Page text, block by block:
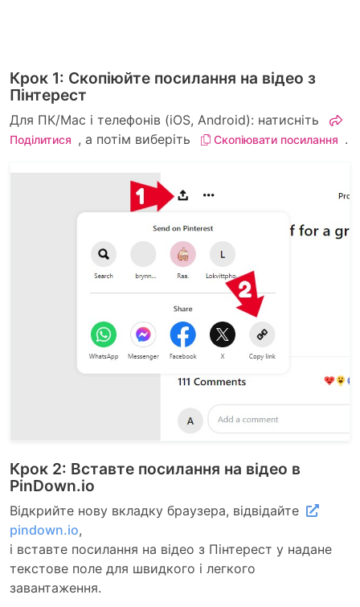
Крок 1: Скопіюйте посилання на відео з
Пінтерест
Для ПК/Mac і телефонів (iOS, Android): натисніть
Поділитися , а потім виберіть Скопіювати посилання .
Крок 2: Вставте посилання на відео в
PinDown.io
Відкрийте нову вкладку браузера, відвідайте
pindown.io,
і вставте посилання на відео з Пінтерест у надане
текстове поле для швидкого і легкого
завантаження.